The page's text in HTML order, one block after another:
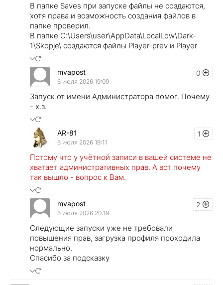
В папке Saves при запуске файлы не создаются,
хотя права и возможность создания файлов в
папке проверил.
В папке C:\Users\user\AppData\LocalLow\Dark-
1\Skopje\ создаются файлы Player-prev и Player
0
mvapost
6 июля 2026 19:09
Запуск от имени Администратора помог. Почему
- х.з.
1
AR-81
6 июля 2026 19:11
Потому что у учётной записи в вашей системе не
хватает административных прав. А вот почему
так вышло - вопрос к Вам.
2
mvapost
6 июля 2026 20:19
Следующие запуски уже не требовали
повышения прав, загрузка профиля проходила
нормально.
Спасибо за подсказку